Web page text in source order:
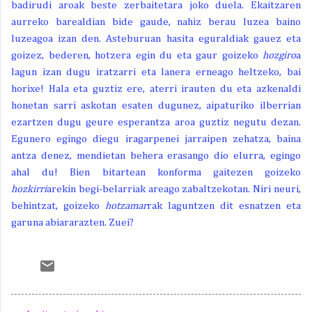
badirudi aroak beste zerbaitetara joko duela. Ekaitzaren
aurreko barealdian bide gaude, nahiz berau luzea baino
luzeagoa izan den. Asteburuan hasita eguraldiak gauez eta
goizez, bederen, hotzera egin du eta gaur goizeko hozgiroa
lagun izan dugu iratzarri eta lanera erneago heltzeko, bai
horixe! Hala eta guztiz ere, aterri irauten du eta azkenaldi
honetan sarri askotan esaten dugunez, aipaturiko ilberrian
ezartzen dugu geure esperantza aroa guztiz negutu dezan.
Egunero egingo diegu iragarpenei jarraipen zehatza, baina
antza denez, mendietan behera erasango dio elurra, egingo
ahal du! Bien bitartean konforma gaitezen goizeko
hozkirriarekin begi-belarriak areago zabaltzekotan. Niri neuri,
behintzat, goizeko hotzamarrak laguntzen dit esnatzen eta
garuna abiararazten. Zuei?